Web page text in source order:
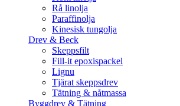
Rå linolja
Paraffinolja
Kinesisk tungolja
Drev & Beck
Skeppsfilt
Fill-it epoxispackel
Lignu
Tjärat skeppsdrev
Tätning & nåtmassa
Byggdrev & Tätning